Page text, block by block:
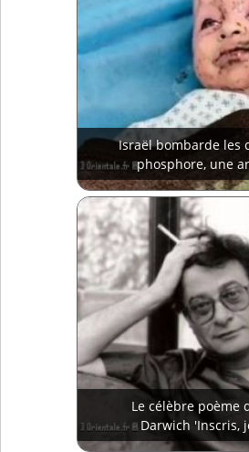
Israël bombarde les
phosphore, une
Le célèbre poème
Darwich 'Inscris,